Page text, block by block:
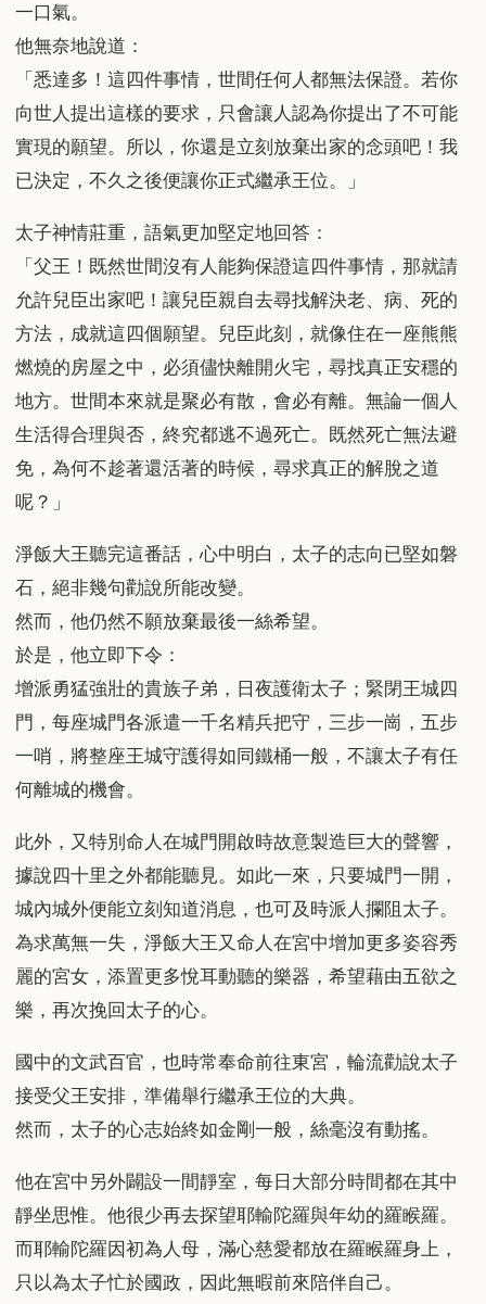
一口氣。
他無奈地說道：
「悉達多！這四件事情，世間任何人都無法保證。若你
向世人提出這樣的要求，只會讓人認為你提出了不可能
實現的願望。所以，你還是立刻放棄出家的念頭吧！我
已決定，不久之後便讓你正式繼承王位。」
太子神情莊重，語氣更加堅定地回答：
「父王！既然世間沒有人能夠保證這四件事情，那就請
允許兒臣出家吧！讓兒臣親自去尋找解決老、病、死的
方法，成就這四個願望。兒臣此刻，就像住在一座熊熊
燃燒的房屋之中，必須儘快離開火宅，尋找真正安穩的
地方。世間本來就是聚必有散，會必有離。無論一個人
生活得合理與否，終究都逃不過死亡。既然死亡無法避
免，為何不趁著還活著的時候，尋求真正的解脫之道
呢？」
淨飯大王聽完這番話，心中明白，太子的志向已堅如磐
石，絕非幾句勸說所能改變。
然而，他仍然不願放棄最後一絲希望。
於是，他立即下令：
增派勇猛強壯的貴族子弟，日夜護衛太子；緊閉王城四
門，每座城門各派遣一千名精兵把守，三步一崗，五步
一哨，將整座王城守護得如同鐵桶一般，不讓太子有任
何離城的機會。
此外，又特別命人在城門開啟時故意製造巨大的聲響，
據說四十里之外都能聽見。如此一來，只要城門一開，
城內城外便能立刻知道消息，也可及時派人攔阻太子。
為求萬無一失，淨飯大王又命人在宮中增加更多姿容秀
麗的宮女，添置更多悅耳動聽的樂器，希望藉由五欲之
樂，再次挽回太子的心。
國中的文武百官，也時常奉命前往東宮，輪流勸說太子
接受父王安排，準備舉行繼承王位的大典。
然而，太子的心志始終如金剛一般，絲毫沒有動搖。
他在宮中另外闢設一間靜室，每日大部分時間都在其中
靜坐思惟。他很少再去探望耶輸陀羅與年幼的羅睺羅。
而耶輸陀羅因初為人母，滿心慈愛都放在羅睺羅身上，
只以為太子忙於國政，因此無暇前來陪伴自己。